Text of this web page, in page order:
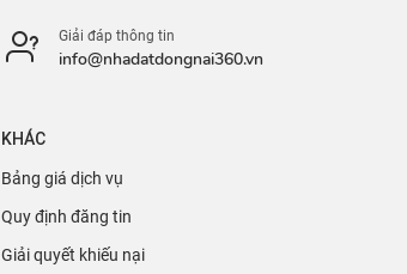
Giải đáp thông tin
info@nhadatdongnai360.vn
KHÁC
Bảng giá dịch vụ
Quy định đăng tin
Giải quyết khiếu nại